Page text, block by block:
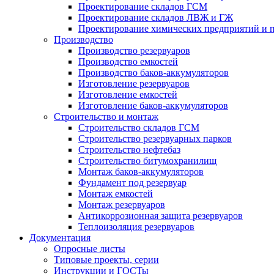
Проектирование складов ГСМ
Проектирование складов ЛВЖ и ГЖ
Проектирование химических предприятий и
Производство
Производство резервуаров
Производство емкостей
Производство баков-аккумуляторов
Изготовление резервуаров
Изготовление емкостей
Изготовление баков-аккумуляторов
Строительство и монтаж
Строительство складов ГСМ
Строительство резервуарных парков
Строительство нефтебаз
Строительство битумохранилищ
Монтаж баков-аккумуляторов
Фундамент под резервуар
Монтаж емкостей
Монтаж резервуаров
Антикоррозионная защита резервуаров
Теплоизоляция резервуаров
Документация
Опросные листы
Типовые проекты, серии
Инструкции и ГОСТы